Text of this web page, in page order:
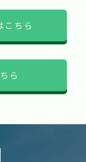
こちら
ら